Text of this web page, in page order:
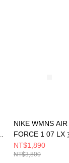
NIKE WMNS AIR
FORCE 1 07 LX
閒鞋 HF5719139
NT$1,890
NT$3,800